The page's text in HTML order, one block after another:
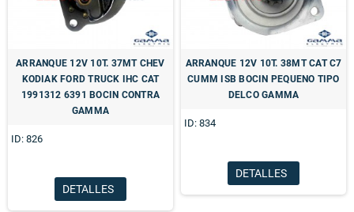
ARRANQUE 12V 10T. 37MT CHEV
KODIAK FORD TRUCK IHC CAT
1991312 6391 BOCIN CONTRA
GAMMA
ID: 826
DETALLES
ARRANQUE 12V 10T. 38MT CAT C7
CUMM ISB BOCIN PEQUENO TIPO
DELCO GAMMA
ID: 834
DETALLES